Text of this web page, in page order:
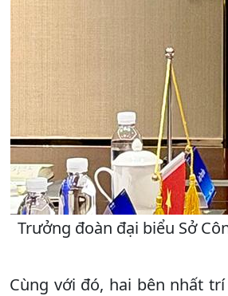
Trưởng đoàn đại biểu Sở
Cùng với đó, hai bên nhất